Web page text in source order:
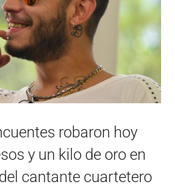
robaron hoy
y un kilo de oro en
cantante cuartetero